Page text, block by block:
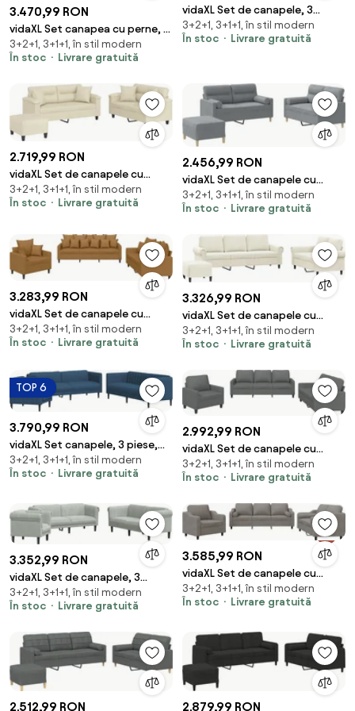
3.470,99 RON
vidaXL Set canapea cu perne, 3
piese, roșu vin, material textil
3+2+1, 3+1+1, în stil modern
În stoc
Livrare gratuită
vidaXL Set de canapele, 3
piese, gri taupe, textil
3+2+1, 3+1+1, în stil modern
În stoc
Livrare gratuită
2.719,99 RON
vidaXL Set de canapele cu
perne, 3 piese, crem, piele
ecologică
3+2+1, 3+1+1, în stil modern
În stoc
Livrare gratuită
2.456,99 RON
vidaXL Set de canapele cu
perne, 3 piese, gri deschis,
textil
3+2+1, 3+1+1, în stil modern
În stoc
Livrare gratuită
3.283,99 RON
vidaXL Set de canapele cu
perne, 3 piese, maro, catifea
3+2+1, 3+1+1, în stil modern
În stoc
Livrare gratuită
3.326,99 RON
vidaXL Set de canapele cu
perne, 3 piese, crem, catifea
3+2+1, 3+1+1, în stil modern
În stoc
Livrare gratuită
TOP 6
3.790,99 RON
vidaXL Set canapele, 3 piese,
albastru, material textil
3+2+1, 3+1+1, în stil modern
În stoc
Livrare gratuită
2.992,99 RON
vidaXL Set de canapele cu
perne, 3 piese, gri închis, textil
3+2+1, 3+1+1, în stil modern
În stoc
Livrare gratuită
3.352,99 RON
vidaXL Set de canapele, 3
piese, gri deschis, catifea
3+2+1, 3+1+1, în stil modern
În stoc
Livrare gratuită
3.585,99 RON
vidaXL Set de canapele cu
perne, 3 piese, gri taupe, textil
3+2+1, 3+1+1, în stil modern
În stoc
Livrare gratuită
2.512,99 RON 2.879,99 RON